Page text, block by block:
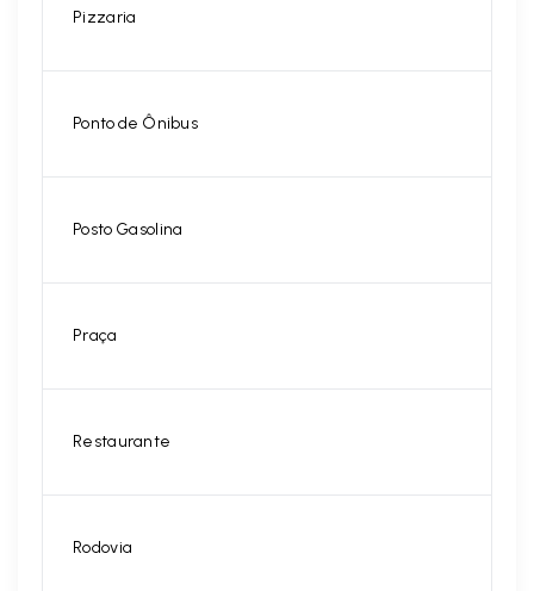
Pizzaria
Ponto de Ônibus
Posto Gasolina
Praça
Restaurante
Rodovia